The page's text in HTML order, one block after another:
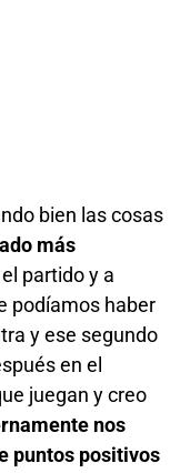
bien las cosas
más
partido y a
podíamos haber
y ese segundo
en el
juegan y creo
nos
puntos positivos